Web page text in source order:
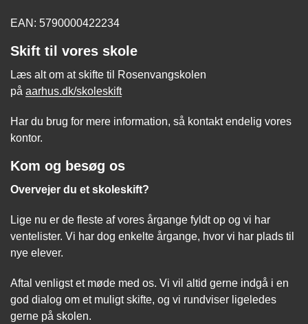
EAN: 5790000422234
Skift til vores skole
Læs alt om at skifte til Rosenvangskolen
på aarhus.dk/skoleskift
Har du brug for mere information, så kontakt endelig vores
kontor.
Kom og besøg os
Overvejer du et skoleskift?
Lige nu er de fleste af vores årgange fyldt op og vi har
ventelister. Vi har dog enkelte årgange, hvor vi har plads til
nye elever.
Aftal venligst et møde med os. Vi vil altid gerne indgå i en
god dialog om et muligt skifte, og vi rundviser ligeledes
gerne på skolen.